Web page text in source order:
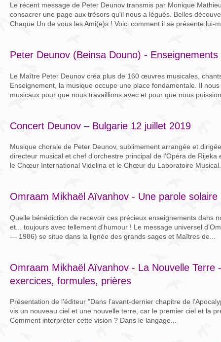
Le récent message de Peter Deunov transmis par Monique
consacrer une page aux trésors qu'il nous a légués. Belles
Chaque Un de vous les Ami(e)s ! Voici comment il se présente lui-
Peter Deunov (Beinsa Douno) -
Le Maître Peter Deunov créa plus de 160 œuvres musicales,
Enseignement, la musique occupe une place fondamentale. Il
musicaux pour que nous travaillions avec et pour que nous
Concert Deunov – Bulgarie 12 juillet 2019
Musique chorale de Peter Deunov, sublimement arrangée et
directeur musical et chef d’orchestre principal de l’Opéra de
le Chœur International Videlina et le Chœur du Laboratoire
Omraam Mikhaël Aïvanhov - Une parole solaire
Quelle bénédiction de recevoir ces précieux enseignements dans
et... toujours avec tellement d'humour ! Le message universel
— 1986) se situe dans la lignée des grands sages et Maîtres de...
Omraam Mikhaël Aïvanhov - La Nouvelle Terre
exercices, formules, prières
Présentation de l'éditeur "Dans l’avant-dernier chapitre de
vis un nouveau ciel et une nouvelle terre, car le premier ciel et la
Comment interpréter cette vision ? Dans le langage...